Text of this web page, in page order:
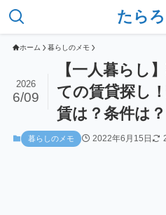
たらろ
ホーム 暮らしのメモ
【一人暮らし
ての賃貸探し
賃は？条件は？
2026
6/09
暮らしのメモ 2022年6月15日